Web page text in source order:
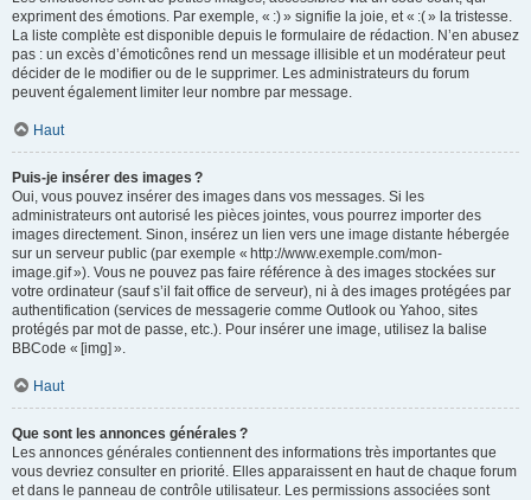
expriment des émotions. Par exemple, « :) » signifie la joie, et « :( » la tristesse.
La liste complète est disponible depuis le formulaire de rédaction. N’en abusez
pas : un excès d’émoticônes rend un message illisible et un modérateur peut
décider de le modifier ou de le supprimer. Les administrateurs du forum
peuvent également limiter leur nombre par message.
Haut
Puis-je insérer des images ?
Oui, vous pouvez insérer des images dans vos messages. Si les
administrateurs ont autorisé les pièces jointes, vous pourrez importer des
images directement. Sinon, insérez un lien vers une image distante hébergée
sur un serveur public (par exemple « http://www.exemple.com/mon-
image.gif »). Vous ne pouvez pas faire référence à des images stockées sur
votre ordinateur (sauf s’il fait office de serveur), ni à des images protégées par
authentification (services de messagerie comme Outlook ou Yahoo, sites
protégés par mot de passe, etc.). Pour insérer une image, utilisez la balise
BBCode « [img] ».
Haut
Que sont les annonces générales ?
Les annonces générales contiennent des informations très importantes que
vous devriez consulter en priorité. Elles apparaissent en haut de chaque forum
et dans le panneau de contrôle utilisateur. Les permissions associées sont